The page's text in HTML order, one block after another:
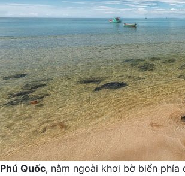
Phú Quốc, nằm ngoài khơi bờ biển phía